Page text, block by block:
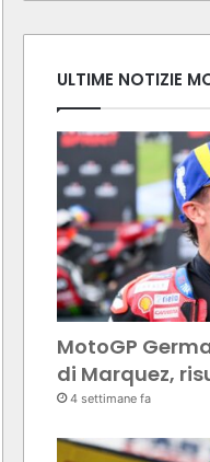
ULTIME NOTIZIE
MotoGP
di Marquez,
4 settimane fa